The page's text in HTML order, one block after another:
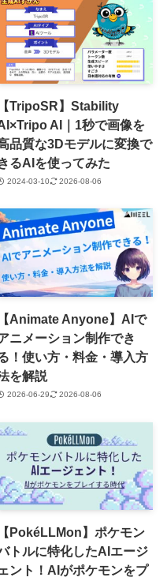
【TripoSR】Stability
AI｜1秒で画像を
品質な3Dモデルに変換で
るAIを使ってみた
2024-03-10 2026-08-06
【Animate Anyone】AIで
ニメーション制作でき
！使い方・料金・導入方
を解説
2026-06-29 2026-08-06
【PokéLLMon】ポケモン
トルに特化したAIエージ
ント！AIがポケモンをプ